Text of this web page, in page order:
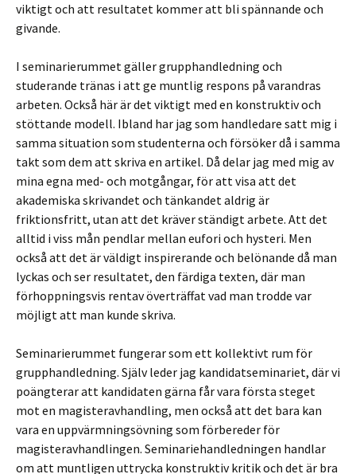
viktigt och att resultatet kommer att bli spännande och
givande.
I seminarierummet gäller grupphandledning och
studerande tränas i att ge muntlig respons på varandras
arbeten. Också här är det viktigt med en konstruktiv och
stöttande modell. Ibland har jag som handledare satt mig i
samma situation som studenterna och försöker då i samma
takt som dem att skriva en artikel. Då delar jag med mig av
mina egna med- och motgångar, för att visa att det
akademiska skrivandet och tänkandet aldrig är
friktionsfritt, utan att det kräver ständigt arbete. Att det
alltid i viss mån pendlar mellan eufori och hysteri. Men
också att det är väldigt inspirerande och belönande då man
lyckas och ser resultatet, den färdiga texten, där man
förhoppningsvis rentav överträffat vad man trodde var
möjligt att man kunde skriva.
Seminarierummet fungerar som ett kollektivt rum för
grupphandledning. Själv leder jag kandidatseminariet, där vi
poängterar att kandidaten gärna får vara första steget
mot en magisteravhandling, men också att det bara kan
vara en uppvärmningsövning som förbereder för
magisteravhandlingen. Seminariehandledningen handlar
om att muntligen uttrycka konstruktiv kritik och det är bra